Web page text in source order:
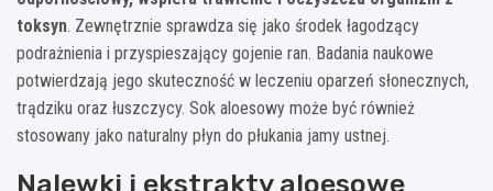
toksyn. Zewnętrznie sprawdza się jako środek łagodzący
podrażnienia i przyspieszający gojenie ran. Badania naukowe
potwierdzają jego skuteczność w leczeniu oparzeń słonecznych,
trądziku oraz łuszczycy. Sok aloesowy może być również
stosowany jako naturalny płyn do płukania jamy ustnej.
Nalewki i ekstrakty aloesowe